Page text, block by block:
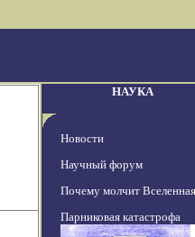
НАУКА
Новости
Научный форум
Почему молчит
Парниковая катастрофа